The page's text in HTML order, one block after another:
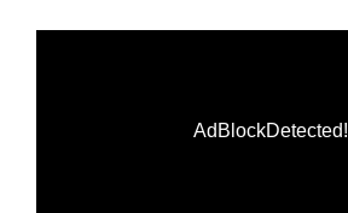
AdBlockDetected!